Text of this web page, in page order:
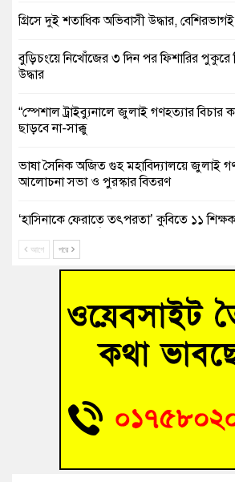
গ্রিসে দুই শতাধিক অভিবাসী উদ্ধার,
বুড়িচংয়ে নিখোঁজের ৩ দিন পর ফিশারির
উদ্ধার
“স্পেশাল ট্রাইব্যুনালে জুলাই গণহত্যার
ছাড়বে না-সাক্কু
ভাষা সৈনিক অজিত গুহ মহাবিদ্যালয়ে জুলাই
আলোচনা সভা ও পুরস্কার বিতরণ
‘হাসিনাকে ফেরাতে তৎপরতা’ কুবিতে ১১
বাঁশের খুঁটিতে ভর করে টিকে আছে সেতু
জুলাই গণঅভ্যুত্থান দিবসে কুমিল্লায় শ্রদ্ধা,
তনু হত্যা মামলায় গ্রেফতার সাবেক সেনা সদস্য
হাইকোর্টের জামিনে মুক্ত
আহত শিক্ষার্থীদের দেখতে গিয়ে মেডিকেলের
আগে পরে